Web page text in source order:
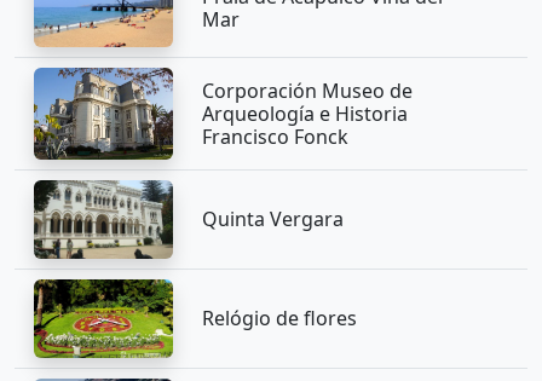
Mar
Corporación Museo de
Arqueología e Historia
Francisco Fonck
Quinta Vergara
Relógio de flores